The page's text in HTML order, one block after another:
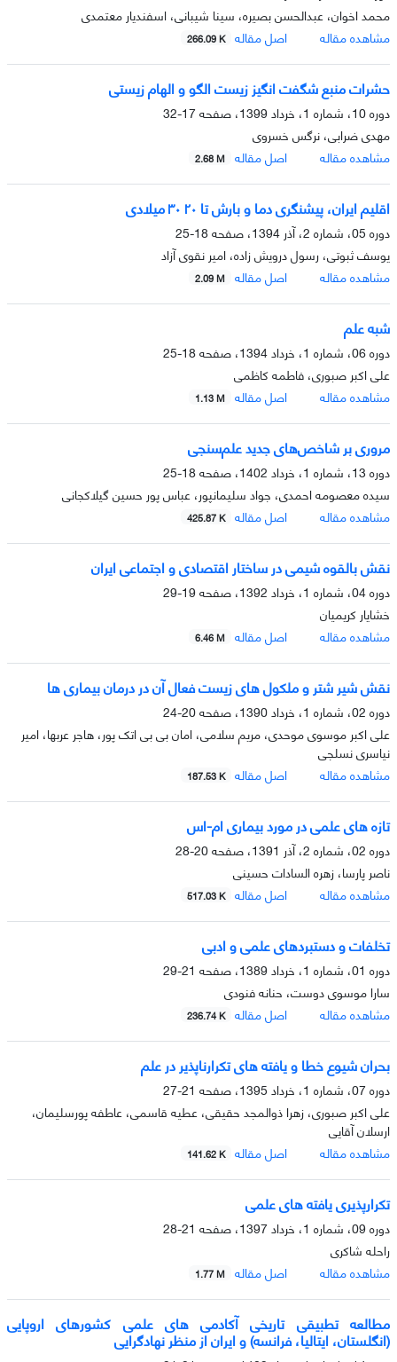
محمد اخوان، عبدالحسن بصیره، سینا شیبانی، اسفندیار معتمدی
مشاهده مقاله
اصل مقاله 266.09 K
حشرات منبع شگفت­ انگیز زیست­ الگو و الهام­ زیستی
دوره 10، شماره 1، خرداد 1399، صفحه
17-32
مهدی ضرابی، نرگس خسروی
مشاهده مقاله
اصل مقاله 2.68 M
اقلیم ایران، پیشنگری دما و بارش تا ۲۰ ۳۰ میلادی
دوره 05، شماره 2، آذر 1394، صفحه
18-25
یوسف ثبوتی، رسول درویش زاده، امیر نقوی آزاد
مشاهده مقاله
اصل مقاله 2.09 M
شبه علم
دوره 06، شماره 1، خرداد 1394، صفحه
18-25
علی اکبر صبوری، فاطمه کاظمی
مشاهده مقاله
اصل مقاله 1.13 M
مروری بر شاخص‌های جدید علم‌سنجی
دوره 13، شماره 1، خرداد 1402، صفحه
18-25
سیده معصومه احمدی، جواد سلیمانپور، عباس پور حسین گیلاکجانی
مشاهده مقاله
اصل مقاله 425.87 K
نقش بالقوه شیمی در ساختار اقتصادی و اجتماعی ایران
دوره 04، شماره 1، خرداد 1392، صفحه
19-29
خشایار کریمیان
مشاهده مقاله
اصل مقاله 6.46 M
نقش شیر شتر و ملکول های زیست فعال آن در درمان بیماری ها
دوره 02، شماره 1، خرداد 1390، صفحه
20-24
علی اکبر موسوی موحدی، مریم سلامی، امان بی بی اتک پور، هاجر عربها، امیر
نیاسری نسلجی
مشاهده مقاله
اصل مقاله 187.53 K
تازه های علمی در مورد بیماری ام-اس
دوره 02، شماره 2، آذر 1391، صفحه
20-28
ناصر پارسا، زهره السادات حسینی
مشاهده مقاله
اصل مقاله 517.03 K
تخلفات و دستبردهای علمی و ادبی
دوره 01، شماره 1، خرداد 1389، صفحه
21-29
سارا موسوی دوست، حنانه فنودى
مشاهده مقاله
اصل مقاله 236.74 K
بحران شیوع خطا و یافته های تکرارناپذیر در علم
دوره 07، شماره 1، خرداد 1395، صفحه
21-27
علی اکبر صبوری، زهرا ذوالمجد حقیقی، عطیه قاسمی، عاطفه پورسلیمان،
ارسلان آقایی
مشاهده مقاله
اصل مقاله 141.62 K
تکرارپذیری یافته­ های علمی
دوره 09، شماره 1، خرداد 1397، صفحه
21-28
راحله شاکری
مشاهده مقاله
اصل مقاله 1.77 M
مطالعه تطبیقی تاریخی آکادمی های علمی کشورهای اروپایی
(انگلستان، ایتالیا، فرانسه) و ایران از منظر نهادگرایی